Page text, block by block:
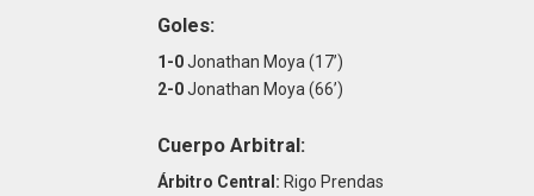
Goles:
1-0Jonathan Moya (17’)
2-0Jonathan Moya (66’)
Cuerpo Arbitral:
Árbitro Central: Rigo Prendas